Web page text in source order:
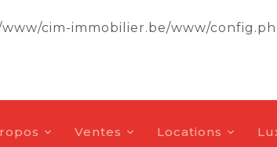
cim-immobilier.be/www/
Ventes Locations